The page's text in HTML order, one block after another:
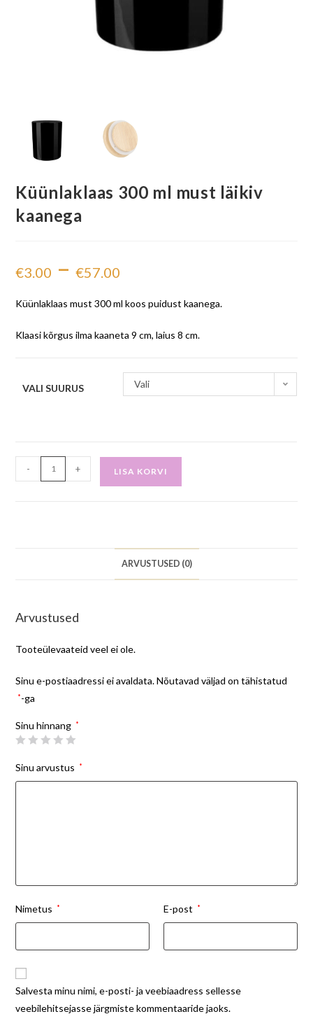
Küünlaklaas 300 ml must läikiv
kaanega
€3.00 – €57.00
Küünlaklaas must 300 ml koos puidust kaanega.
Klaasi kõrgus ilma kaaneta 9 cm, laius 8 cm.
VALI SUURUS Vali
- + LISA KORVI
ARVUSTUSED (0)
Arvustused
Tooteülevaateid veel ei ole.
Sinu e-postiaadressi ei avaldata. Nõutavad väljad on tähistatud
*-ga
Sinu hinnang *
Sinu arvustus *
Nimetus * E-post *
Salvesta minu nimi, e-posti- ja veebiaadress sellesse
veebilehitsejasse järgmiste kommentaaride jaoks.